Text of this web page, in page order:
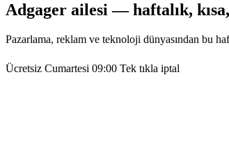
Adgager ailesi — haftalık,
Pazarlama, reklam ve teknoloji dünyasından bu
Ücretsiz Cumartesi 09:00 Tek tıkla iptal